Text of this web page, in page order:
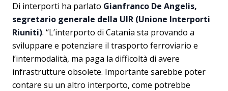
Di interporti ha parlato Gianfranco De Angelis,
segretario generale della UIR (Unione Interporti
Riuniti). “L’interporto di Catania sta provando a
sviluppare e potenziare il trasporto ferroviario e
l’intermodalità, ma paga la difficoltà di avere
infrastrutture obsolete. Importante sarebbe poter
contare su un altro interporto, come potrebbe